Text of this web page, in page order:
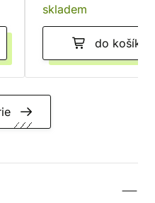
skladem
do košíku